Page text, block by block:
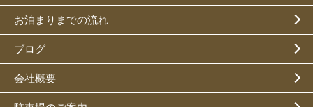
お泊まりまでの流れ
ブログ
会社概要